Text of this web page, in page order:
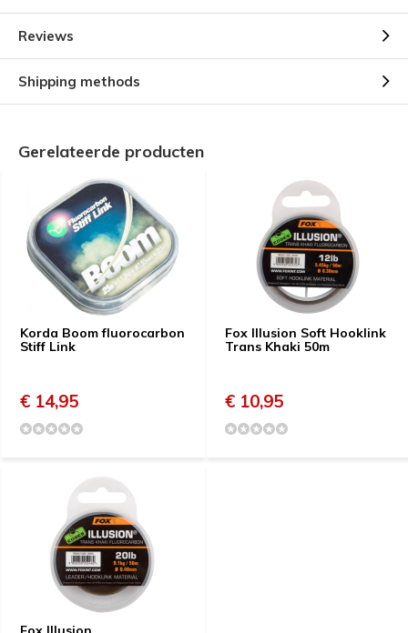
Reviews
Shipping methods
Gerelateerde producten
Korda Boom fluorocarbon
Stiff Link
€ 14,95
Fox Illusion Soft Hooklink
Trans Khaki 50m
€ 10,95